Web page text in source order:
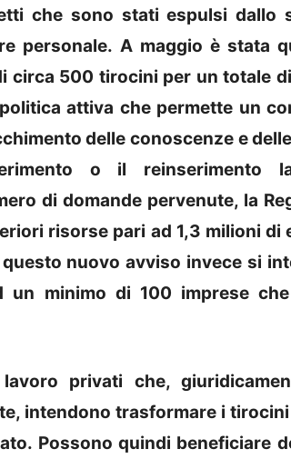
che sono stati espulsi dallo
personale. A maggio è stata
circa 500 tirocini per un totale
attiva che permette un
delle conoscenze e
o il reinserimento
di domande pervenute, la
risorse pari ad 1,3 milioni di
nuovo avviso invece si
un minimo di 100 imprese
privati che,
intendono trasformare i
Possono quindi beneficiare